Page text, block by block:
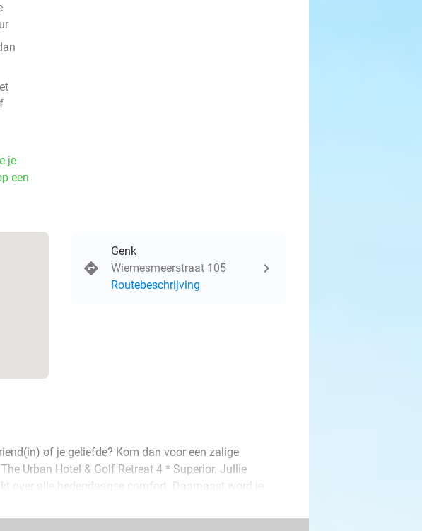
je
een
Genk
Wiemesmeerstraat 105
Routebeschrijving
of je geliefde? Kom dan voor een zalige
Urban Hotel & Golf Retreat 4 * Superior. Jullie
over alle hedendaagse comfort. Daarnaast word je
een wandeling of fietstocht door de prachtige en